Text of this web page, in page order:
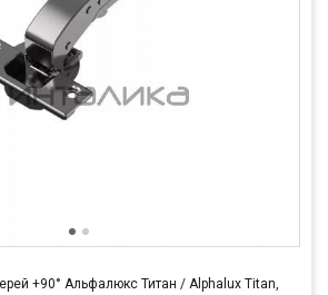
+90° Альфалюкс Титан / Alphalux Titan,